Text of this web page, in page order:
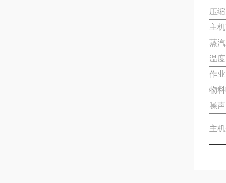
压
主
蒸
温度
作
物
噪声
主